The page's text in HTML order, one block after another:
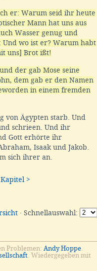
er: Warum seid ihr heute
Mann hat uns aus
Wasser genug und
Und wo ist er? Warum habt
uns] Brot ißt!
der gab Mose seine
dem gab er den Namen
in einem fremden
von Ägypten starb. Und
schrieen. Und ihr
Gott erhörte ihr
Isaak und Jakob.
sich ihrer an.
>
· Schnellauswahl:
Problemen: Andy Hoppe
. Wiedergegeben mit